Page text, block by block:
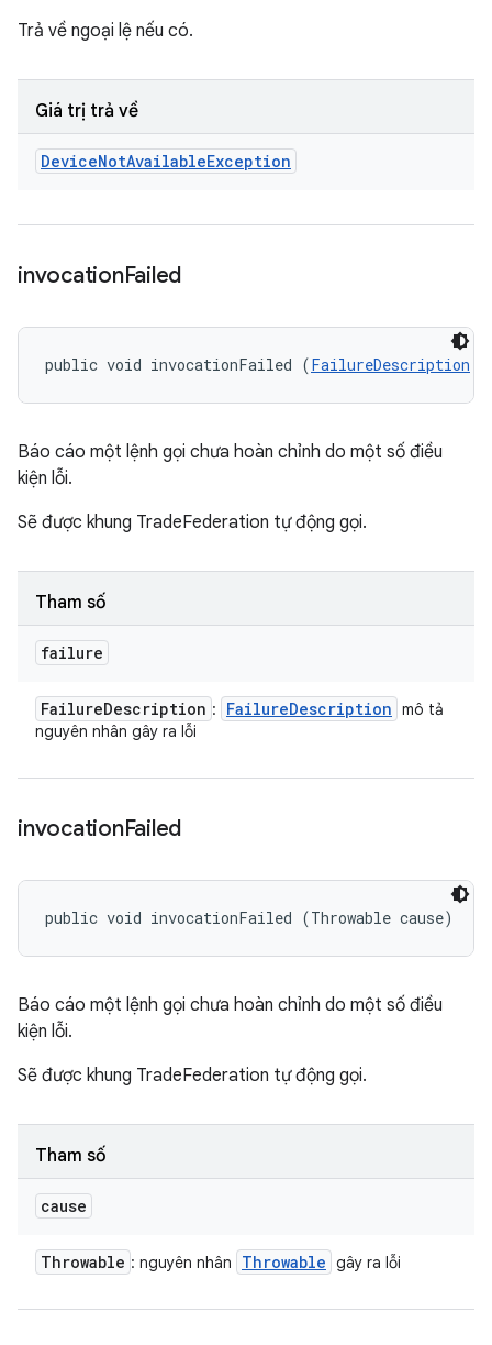
Trả về ngoại lệ nếu có.
Giá trị trả về
DeviceNotAvailableException
invocationFailed
public void invocationFailed (FailureDescription
Báo cáo một lệnh gọi chưa hoàn chỉnh do một số điều
kiện lỗi.
Sẽ được khung TradeFederation tự động gọi.
Tham số
failure
FailureDescription : FailureDescription mô tả
nguyên nhân gây ra lỗi
invocationFailed
public void invocationFailed (Throwable cause)
Báo cáo một lệnh gọi chưa hoàn chỉnh do một số điều
kiện lỗi.
Sẽ được khung TradeFederation tự động gọi.
Tham số
cause
Throwable : nguyên nhân Throwable gây ra lỗi